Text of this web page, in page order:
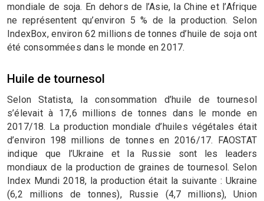
mondiale de soja. En dehors de l’Asie, la Chine et l’Afrique
ne représentent qu’environ 5 % de la production. Selon
IndexBox, environ 62 millions de tonnes d’huile de soja ont
été consommées dans le monde en 2017.
Huile de tournesol
Selon Statista, la consommation d’huile de tournesol
s’élevait à 17,6 millions de tonnes dans le monde en
2017/18. La production mondiale d’huiles végétales était
d’environ 198 millions de tonnes en 2016/17. FAOSTAT
indique que l’Ukraine et la Russie sont les leaders
mondiaux de la production de graines de tournesol. Selon
Index Mundi 2018, la production était la suivante : Ukraine
(6,2 millions de tonnes), Russie (4,7 millions), Union